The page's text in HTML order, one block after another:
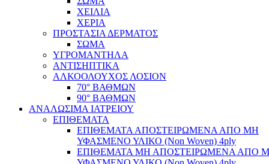
ΧΕΙΛΙΑ
ΧΕΡΙΑ
ΠΡΟΣΤΑΣΙΑ ΔΕΡΜΑΤΟΣ
ΣΩΜΑ
ΥΓΡΟΜΑΝΤΗΛΑ
ΑΝΤΙΣΗΠΤΙΚΑ
ΑΛΚΟΟΛΟΥΧΟΣ ΛΟΣΙΟΝ
70° ΒΑΘΜΩΝ
90° ΒΑΘΜΩΝ
ΑΝΑΛΩΣΙΜΑ ΙΑΤΡΕΙΟΥ
ΕΠΙΘΕΜΑΤΑ
ΕΠΙΘΕΜΑΤΑ ΑΠΟΣΤΕΙΡΩΜΕΝΑ ΑΠΟ ΜΗ
ΥΦΑΣΜΕΝΟ ΥΛΙΚΟ (Non Woven) 4ply
ΕΠΙΘΕΜΑΤΑ ΜΗ ΑΠΟΣΤΕΙΡΩΜΕΝΑ ΑΠΟ